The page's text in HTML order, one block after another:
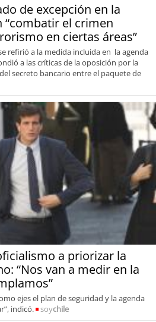
de excepción en la
“combatir el crimen
en ciertas áreas”
refirió a la medida incluida en la agenda
a las críticas de la oposición por la
secreto bancario entre el paquete de
a priorizar la
“Nos van a medir en la
ejes el plan de seguridad y la agenda
indicó.
soychile